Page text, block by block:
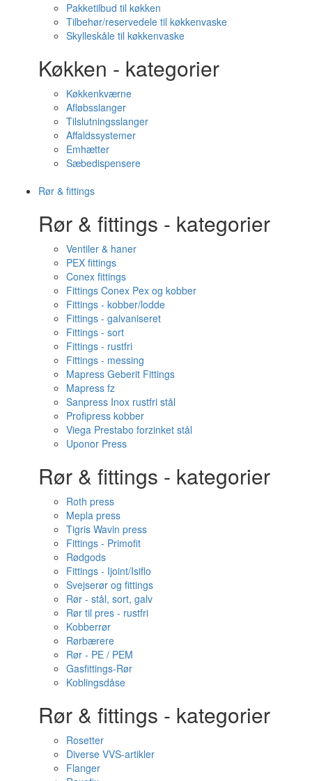
Pakketilbud til køkken
Tilbehør/reservedele til køkkenvaske
Skylleskåle til køkkenvaske
Køkken - kategorier
Køkkenkværne
Afløbsslanger
Tilslutningsslanger
Affaldssystemer
Emhætter
Sæbedispensere
Rør & fittings
Rør & fittings - kategorier
Ventiler & haner
PEX fittings
Conex fittings
Fittings Conex Pex og kobber
Fittings - kobber/lodde
Fittings - galvaniseret
Fittings - sort
Fittings - rustfri
Fittings - messing
Mapress Geberit Fittings
Mapress fz
Sanpress Inox rustfri stål
Profipress kobber
Viega Prestabo forzinket stål
Uponor Press
Rør & fittings - kategorier
Roth press
Mepla press
Tigris Wavin press
Fittings - Primofit
Rødgods
Fittings - Ijoint/Isiflo
Svejserør og fittings
Rør - stål, sort, galv
Rør til pres - rustfri
Kobberrør
Rørbærere
Rør - PE / PEM
Gasfittings-Rør
Koblingsdåse
Rør & fittings - kategorier
Rosetter
Diverse VVS-artikler
Flanger